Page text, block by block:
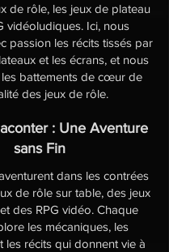
de rôle, les jeux de plateau
vidéoludiques. Ici, nous
passion les récits tissés par
et les écrans, et nous
battements de cœur de
des jeux de rôle.
: Une Aventure
sans Fin
dans les contrées
de rôle sur table, des jeux
des RPG vidéo. Chaque
les mécaniques, les
les récits qui donnent vie à